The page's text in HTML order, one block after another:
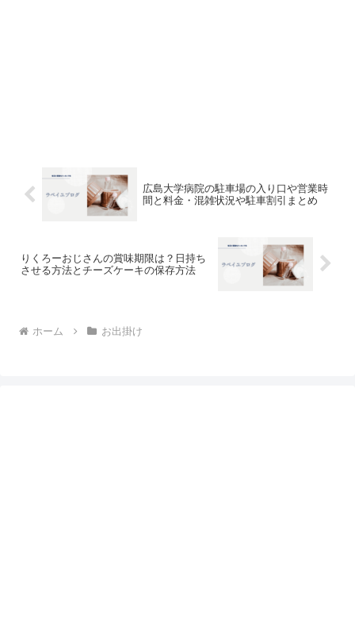
広島大学病院の駐車場の入り口や営業時
間と料金・混雑状況や駐車割引まとめ
りくろーおじさんの賞味期限は？日持ち
させる方法とチーズケーキの保存方法
ホーム お出掛け